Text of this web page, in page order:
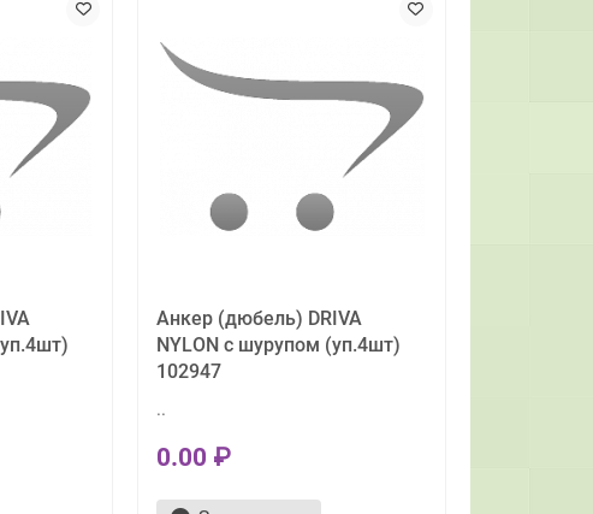
Анкер (дюбель) DRIVA
NYLON с шурупом (уп.4шт)
102947
..
0.00 ₽